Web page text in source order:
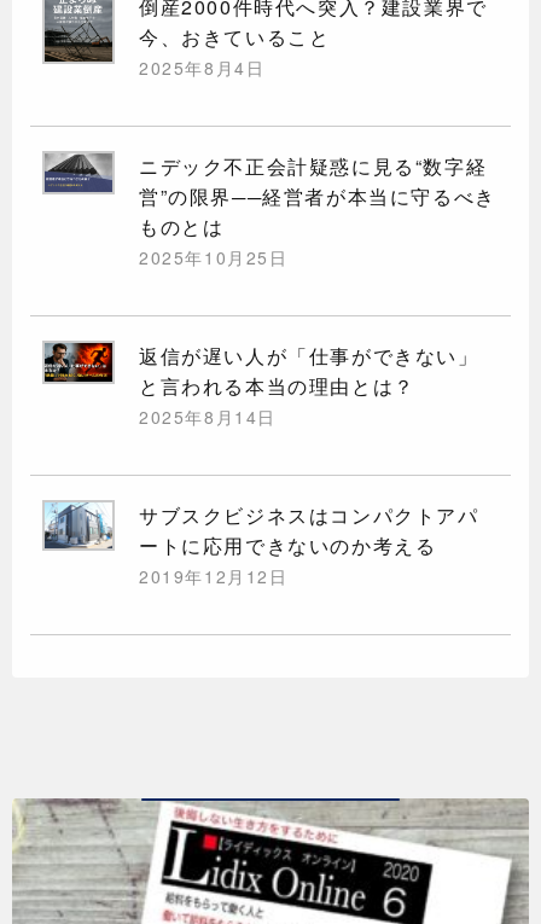
倒産2000件時代へ突入？建設業界で
今、おきていること
2025年8月4日
ニデック不正会計疑惑に見る“数字経
営”の限界──経営者が本当に守るべき
ものとは
2025年10月25日
返信が遅い人が「仕事ができない」
と言われる本当の理由とは？
2025年8月14日
サブスクビジネスはコンパクトアパ
ートに応用できないのか考える
2019年12月12日